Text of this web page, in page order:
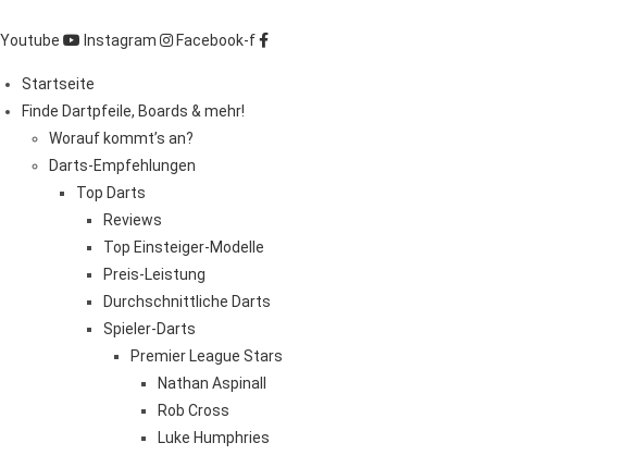
Inhalt
Youtube Instagram Facebook-f
Startseite
Finde Dartpfeile, Boards & mehr!
Worauf kommt’s an?
Darts-Empfehlungen
Top Darts
Reviews
Top Einsteiger-Modelle
Preis-Leistung
Durchschnittliche Darts
Spieler-Darts
Premier League Stars
Nathan Aspinall
Rob Cross
Luke Humphries